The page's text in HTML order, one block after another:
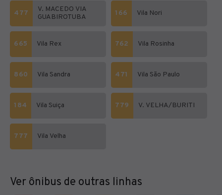
477
V. MACEDO VIA
GUABIROTUBA
166 Vila Nori
665 Vila Rex 762 Vila Rosinha
860 Vila Sandra 471 Vila São Paulo
184 Vila Suiça 779 V. VELHA/BURITI
777 Vila Velha
Ver ônibus de outras linhas